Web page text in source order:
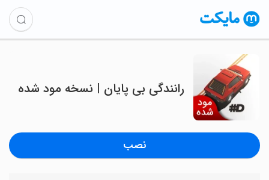
رانندگی بی پایان | نسخه مود شده
نصب